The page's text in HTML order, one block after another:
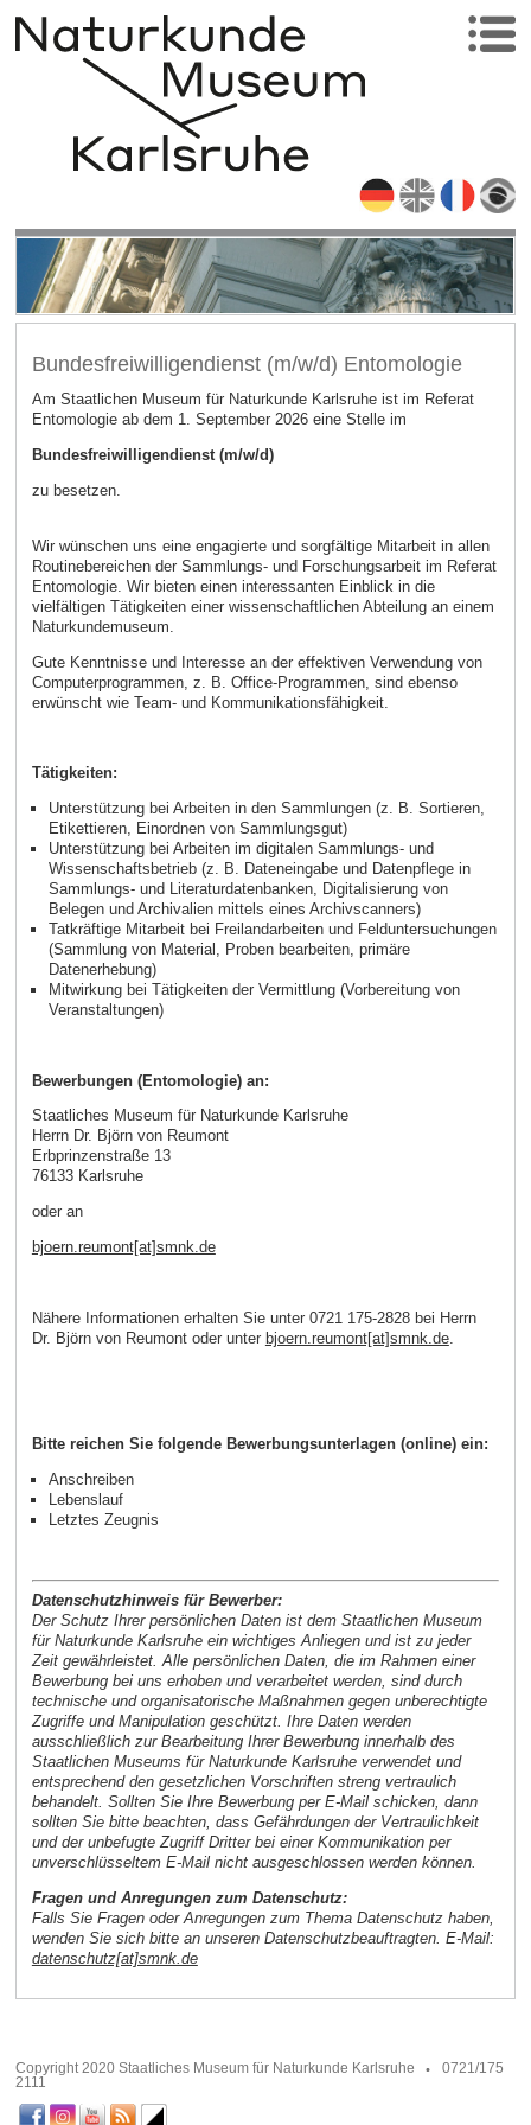
Bundesfreiwilligendienst (m/w/d) Entomologie
Am Staatlichen Museum für Naturkunde Karlsruhe ist im Referat
Entomologie ab dem 1. September 2026 eine Stelle im
Bundesfreiwilligendienst (m/w/d)
zu besetzen.
Wir wünschen uns eine engagierte und sorgfältige Mitarbeit in allen
Routinebereichen der Sammlungs- und Forschungsarbeit im Referat
Entomologie. Wir bieten einen interessanten Einblick in die
vielfältigen Tätigkeiten einer wissenschaftlichen Abteilung an einem
Naturkundemuseum.
Gute Kenntnisse und Interesse an der effektiven Verwendung von
Computerprogrammen, z. B. Office-Programmen, sind ebenso
erwünscht wie Team- und Kommunikationsfähigkeit.
Tätigkeiten:
Unterstützung bei Arbeiten in den Sammlungen (z. B. Sortieren,
Etikettieren, Einordnen von Sammlungsgut)
Unterstützung bei Arbeiten im digitalen Sammlungs- und
Wissenschaftsbetrieb (z. B. Dateneingabe und Datenpflege in
Sammlungs- und Literaturdatenbanken, Digitalisierung von
Belegen und Archivalien mittels eines Archivscanners)
Tatkräftige Mitarbeit bei Freilandarbeiten und Felduntersuchungen
(Sammlung von Material, Proben bearbeiten, primäre
Datenerhebung)
Mitwirkung bei Tätigkeiten der Vermittlung (Vorbereitung von
Veranstaltungen)
Bewerbungen (Entomologie) an:
Staatliches Museum für Naturkunde Karlsruhe
Herrn Dr. Björn von Reumont
Erbprinzenstraße 13
76133 Karlsruhe
oder an
bjoern.reumont[at]smnk.de
Nähere Informationen erhalten Sie unter 0721 175-2828 bei Herrn
Dr. Björn von Reumont oder unter bjoern.reumont[at]smnk.de.
Bitte reichen Sie folgende Bewerbungsunterlagen (online) ein:
Anschreiben
Lebenslauf
Letztes Zeugnis
Datenschutzhinweis für Bewerber:
Der Schutz Ihrer persönlichen Daten ist dem Staatlichen Museum
für Naturkunde Karlsruhe ein wichtiges Anliegen und ist zu jeder
Zeit gewährleistet. Alle persönlichen Daten, die im Rahmen einer
Bewerbung bei uns erhoben und verarbeitet werden, sind durch
technische und organisatorische Maßnahmen gegen unberechtigte
Zugriffe und Manipulation geschützt. Ihre Daten werden
ausschließlich zur Bearbeitung Ihrer Bewerbung innerhalb des
Staatlichen Museums für Naturkunde Karlsruhe verwendet und
entsprechend den gesetzlichen Vorschriften streng vertraulich
behandelt. Sollten Sie Ihre Bewerbung per E-Mail schicken, dann
sollten Sie bitte beachten, dass Gefährdungen der Vertraulichkeit
und der unbefugte Zugriff Dritter bei einer Kommunikation per
unverschlüsseltem E-Mail nicht ausgeschlossen werden können.
Fragen und Anregungen zum Datenschutz:
Falls Sie Fragen oder Anregungen zum Thema Datenschutz haben,
wenden Sie sich bitte an unseren Datenschutzbeauftragten. E-Mail:
datenschutz[at]smnk.de
Copyright 2020 Staatliches Museum für Naturkunde Karlsruhe
0721/175
2111